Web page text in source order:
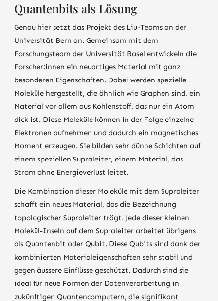
Quantenbits als Lösung
Genau hier setzt das Projekt des Liu-Teams an der
Universität Bern an. Gemeinsam mit dem
Forschungsteam der Universität Basel entwickeln die
Forscher:innen ein neuartiges Material mit ganz
besonderen Eigenschaften. Dabei werden spezielle
Moleküle hergestellt, die ähnlich wie Graphen sind, ein
Material vor allem aus Kohlenstoff, das nur ein Atom
dick ist. Diese Moleküle können in der Folge einzelne
Elektronen aufnehmen und dadurch ein magnetisches
Moment erzeugen. Sie bilden sehr dünne Schichten auf
einem speziellen Supraleiter, einem Material, das
Strom ohne Energieverlust leitet.
Die Kombination dieser Moleküle mit dem Supraleiter
schafft ein neues Material, das die Bezeichnung
topologischer Supraleiter trägt. Jede dieser kleinen
Molekül-Inseln auf dem Supraleiter arbeitet übrigens
als Quantenbit oder Qubit. Diese Qubits sind dank der
kombinierten Materialeigenschaften sehr stabil und
gegen äussere Einflüsse geschützt. Dadurch sind sie
ideal für neue Formen der Datenverarbeitung in
zukünftigen Quantencomputern, die signifikant